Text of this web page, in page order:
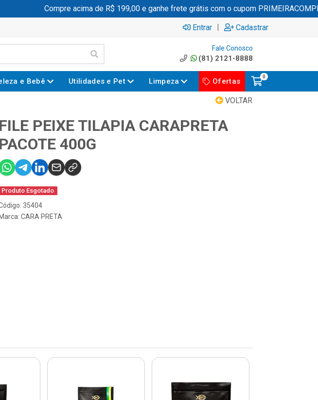
Compre acima de R$ 199,00 e ganhe frete grátis com o cupom PRIMEIRACOMPRA
Entrar | Cadastrar
Fale Conosco
(81) 2121-8888
e Bebê Utilidades e Pet Limpeza Ofertas
0
VOLTAR
FILE PEIXE TILAPIA CARAPRETA
PACOTE 400G
Produto Esgotado
35404
Marca: CARA PRETA